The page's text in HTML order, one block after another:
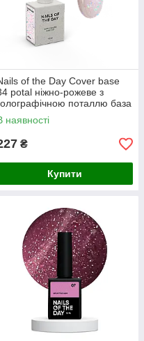
of the Day Cover basе
potal ніжно-рожеве з
поталлю база
нігтів, 10 мл
наявності
₴
Купити